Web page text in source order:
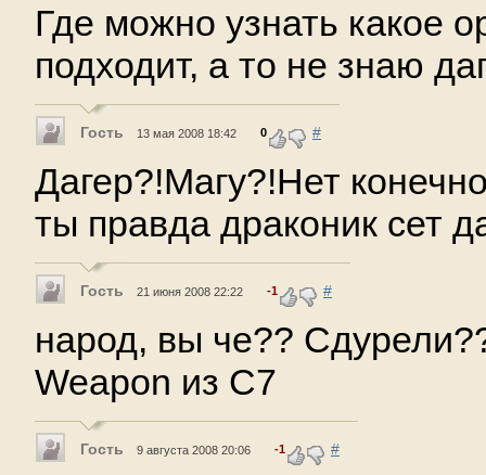
Где можно узнать какое
подходит, а то не знаю
Гость 13 мая 2008 18:42 0 #
Дагер?!Магу?!Нет
ты правда драконик сет
Гость 21 июня 2008 22:22 -1 #
народ, вы че??
Weapon из С7
Гость 9 августа 2008 20:06 -1 #